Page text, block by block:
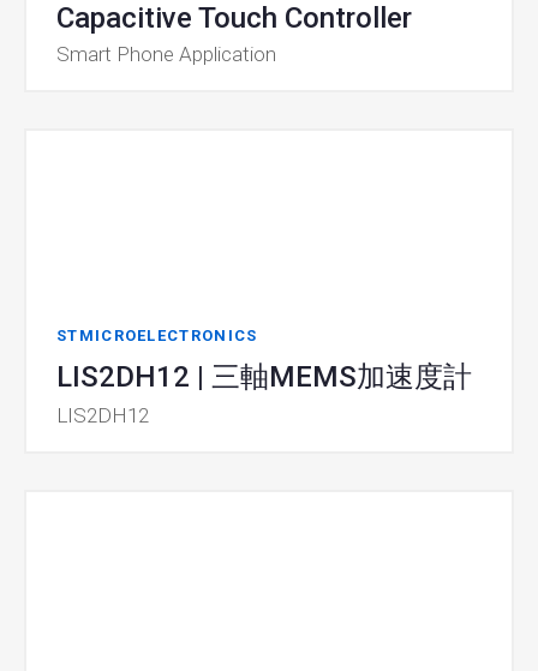
Capacitive Touch Controller
Smart Phone Application
STMICROELECTRONICS
LIS2DH12 | 三軸MEMS加速度計
LIS2DH12